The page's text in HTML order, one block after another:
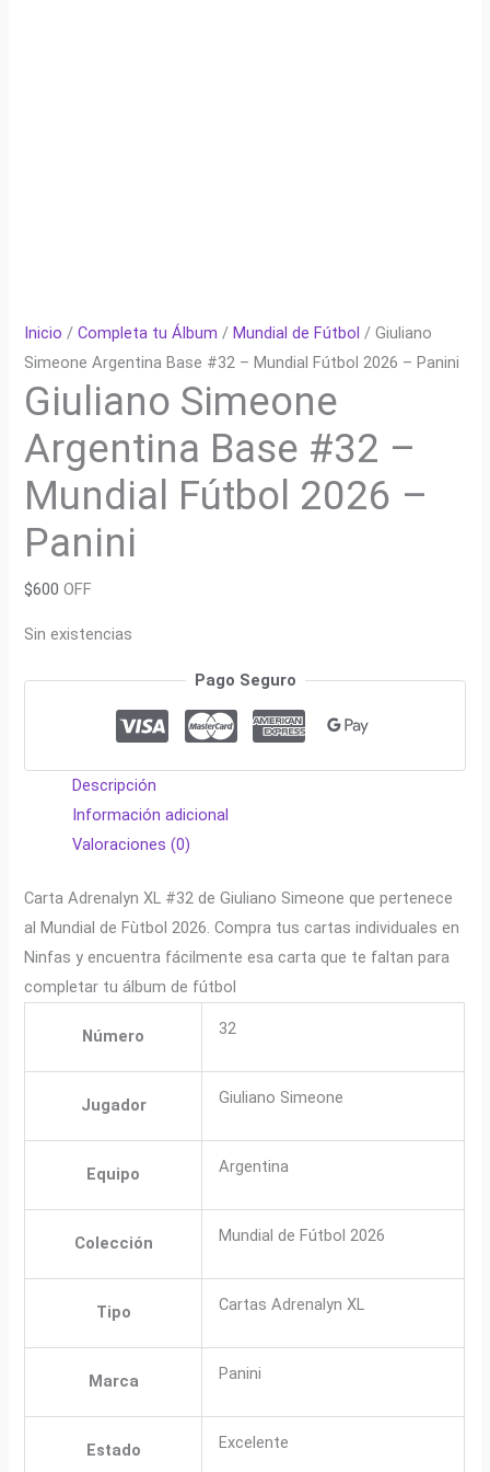
Inicio /Completa tu Álbum /Mundial de Fútbol / Giuliano
Simeone Argentina Base #32 – Mundial Fútbol 2026 – Panini
Giuliano Simeone
Argentina Base #32 –
Mundial Fútbol 2026 –
Panini
$600 OFF
Sin existencias
Pago Seguro
Descripción
Información adicional
Valoraciones (0)
Carta Adrenalyn XL #32 de Giuliano Simeone que pertenece
al Mundial de Fùtbol 2026. Compra tus cartas individuales en
Ninfas y encuentra fácilmente esa carta que te faltan para
completar tu álbum de fútbol
Número 32
Jugador Giuliano Simeone
Equipo Argentina
Colección Mundial de Fútbol 2026
Tipo Cartas Adrenalyn XL
Marca Panini
Estado Excelente